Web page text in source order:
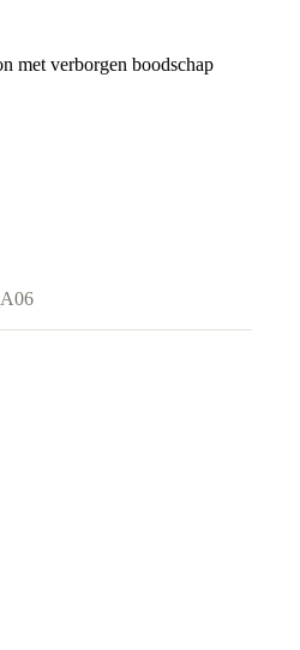
met verborgen boodschap